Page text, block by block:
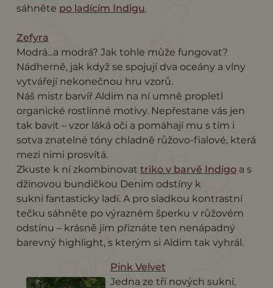
sáhněte po ladícím Indigu.
Zefyra
Modrá...a modrá? Jak tohle může fungovat?
Nádherně, jak když se spojují dva oceány a vlny
vytvářejí nekonečnou hru vzorů.
Náš mistr barvíř Aldim na ní umně propletl
organické rostlinné motivy. Nepřestane vás jen
tak bavit – vzor láká oči a pomáhají mu s tím i
sotva znatelné tóny chladně růžovo-fialové, která
mezi nimi prosvítá.
Zkuste k ní zkombinovat triko v barvě Indigoa s
džínovou bundičkou Denim odstíny k
sukni fantasticky ladí. A pro sladkou kontrastní
tečku sáhněte po výrazném šperku v růžovém
odstínu – krásně jím přiznáte ten nenápadný
barevný highlight, s kterým si Aldim tak vyhrál.
Pink Velvet
Jedna ze tří nových sukní,